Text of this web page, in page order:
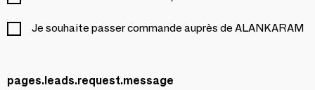
Je souhaite passer commande auprès de ALANKARAM
pages.leads.request.message